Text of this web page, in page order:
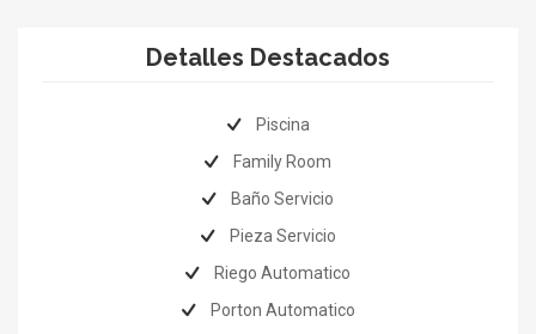
Detalles Destacados
Piscina
Family Room
Baño Servicio
Pieza Servicio
Riego Automatico
Porton Automatico